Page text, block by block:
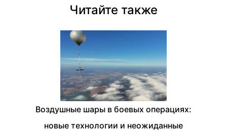
Читайте также
Воздушные шары в боевых операциях:
новые технологии и неожиданные